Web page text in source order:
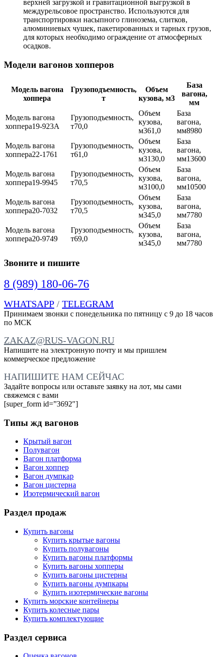
верхней загрузкой и гравитационной выгрузкой в
междурельсовое пространство. Используются для
транспортировки насыпного глинозема, слитков,
алюминиевых чушек, пакетированных и тарных грузов,
для которых необходимо ограждение от атмосферных
осадков.
Модели вагонов хопперов
Модель вагона
хоппера
Грузоподъемность,
т
Объем
кузова, м3
База
вагона,
мм
19-923А 70,0
61,0 8980
22-1761 61,0
130,0 13600
19-9945 70,5
100,0 10500
20-7032 70,5
45,0 7780
20-9749 69,0
45,0 7780
Звоните и пишите
8 (989) 180-06-76
WHATSAPP / TELEGRAM
Принимаем звонки с понедельника по пятницу с 9 до 18 часов
по МСК
ZAKAZ@RUS-VAGON.RU
Напишите на электронную почту и мы пришлем
коммерческое предложение
НАПИШИТЕ НАМ СЕЙЧАС
Задайте вопросы или оставьте заявку на лот, мы сами
свяжемся с вами
[super_form id=”3692″]
Типы жд вагонов
Крытый вагон
Полувагон
Вагон платформа
Вагон хоппер
Вагон думпкар
Вагон цистерна
Изотермический вагон
Раздел продаж
Купить вагоны
Купить крытые вагоны
Купить полувагоны
Купить вагоны платформы
Купить вагоны хопперы
Купить вагоны цистерны
Купить вагоны думпкары
Купить изотермические вагоны
Купить морские контейнеры
Купить колесные пары
Купить комплектующие
Раздел сервиса